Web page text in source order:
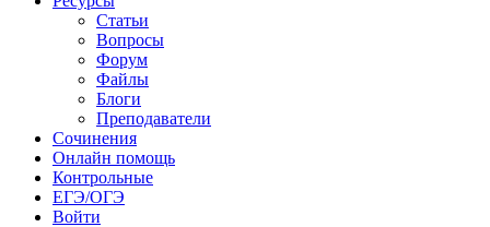
Статьи
Вопросы
Форум
Файлы
Блоги
Преподаватели
Сочинения
Онлайн помощь
Контрольные
ЕГЭ/ОГЭ
Войти